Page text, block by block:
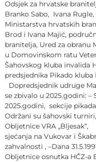
Odsjek za hrvatske
Branko Sabo, Ivana
Ministarstva hrvatskih
Brod i Ivana Majić,
branitelja, Ured za obranu
u Domovinskom ratu
Šahovskog kluba invalida
predsjednika Pikado
Dopredsjednik udruge
se zbivalo u 2025.godini:
2025.godini, sekcije
Održani su šahovski
Obljetnice VRA
sjećanja na Vukovar i
zahvalnosti , –Dana
Obljetnice osnutka HČZ-a